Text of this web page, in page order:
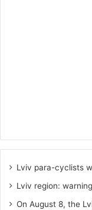
Lviv para-cyclists
Lviv region:
On August 8, the